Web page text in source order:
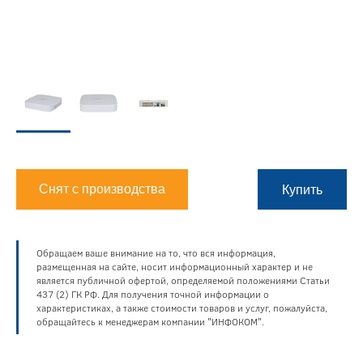
Снят с производства Купить
Обращаем ваше внимание на то, что вся информация,
размещенная на сайте, носит информационный характер и не
является публичной офертой, определяемой положениями Статьи
437 (2) ГК РФ. Для получения точной информации о
характеристиках, а также стоимости товаров и услуг, пожалуйста,
обращайтесь к менеджерам компании "ИНФОКОМ".